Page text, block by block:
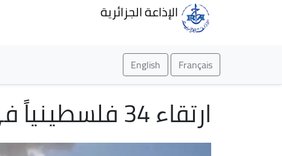
الإذاعة الجزائرية
Français
English
ارتقاء 34 فلسطينياً في مجزرتين جديدتين بغزة